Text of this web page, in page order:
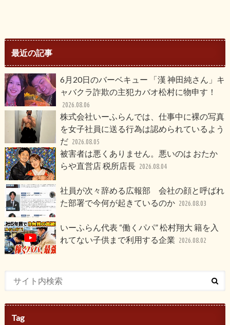
最近の記事
6月20日のバーベキュー 「漢 神田純さん」キ
ャバクラ詐欺の主犯カバオ松村に物申す！
2026.08.06
株式会社いーふらんでは、仕事中に裸の写真
を女子社員に送る行為は認められているよう
だ 2026.08.05
被害者は悪くありません。悪いのは おたか
らや直営店 税所店長 2026.08.04
社員が次々辞める広報部 会社の顔と呼ばれ
た部署で今何が起きているのか 2026.08.03
いーふらん代表 “働くパパ” 松村翔大 籍を入
れてない子供まで利用する企業 2026.08.02
Tag